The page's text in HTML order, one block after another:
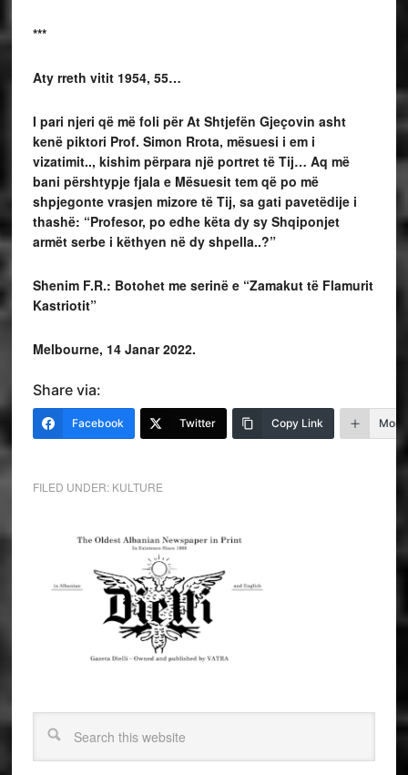
***
Aty rreth vitit 1954, 55…
I pari njeri që më foli për At Shtjefën Gjeçovin asht
kenë piktori Prof. Simon Rrota, mësuesi i em i
vizatimit.., kishim përpara një portret të Tij… Aq më
bani përshtypje fjala e Mësuesit tem që po më
shpjegonte vrasjen mizore të Tij, sa gati pavetëdije i
thashë: “Profesor, po edhe këta dy sy Shqiponjet
armët serbe i këthyen në dy shpella..?”
Shenim F.R.: Botohet me serinë e “Zamakut të Flamurit
Kastriotit”
Melbourne, 14 Janar 2022.
Share via:
Facebook Twitter Copy Link More
FILED UNDER: KULTURE